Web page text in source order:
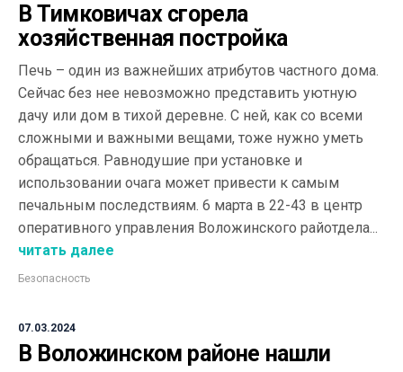
В Тимковичах сгорела
хозяйственная постройка
Печь – один из важнейших атрибутов частного дома.
Сейчас без нее невозможно представить уютную
дачу или дом в тихой деревне. С ней, как со всеми
сложными и важными вещами, тоже нужно уметь
обращаться. Равнодушие при установке и
использовании очага может привести к самым
печальным последствиям. 6 марта в 22-43 в центр
оперативного управления Воложинского райотдела...
читать далее
Безопасность
07.03.2024
В Воложинском районе нашли